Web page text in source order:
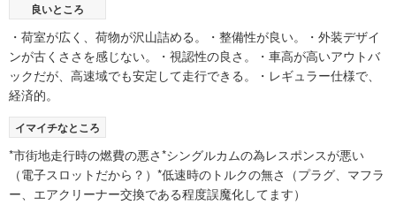
良いところ
・荷室が広く、荷物が沢山詰める。・整備性が良い。・外装デザイ
ンが古くささを感じない。・視認性の良さ。・車高が高いアウトバ
ックだが、高速域でも安定して走行できる。・レギュラー仕様で、
経済的。
イマイチなところ
*市街地走行時の燃費の悪さ*シングルカムの為レスポンスが悪い
（電子スロットだから？）*低速時のトルクの無さ（プラグ、マフラ
ー、エアクリーナー交換である程度誤魔化してます）